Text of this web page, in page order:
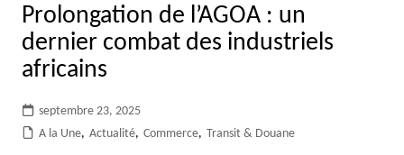
Prolongation de l’AGOA : un
dernier combat des industriels
africains
septembre 23, 2025
A la Une, Actualité, Commerce, Transit & Douane